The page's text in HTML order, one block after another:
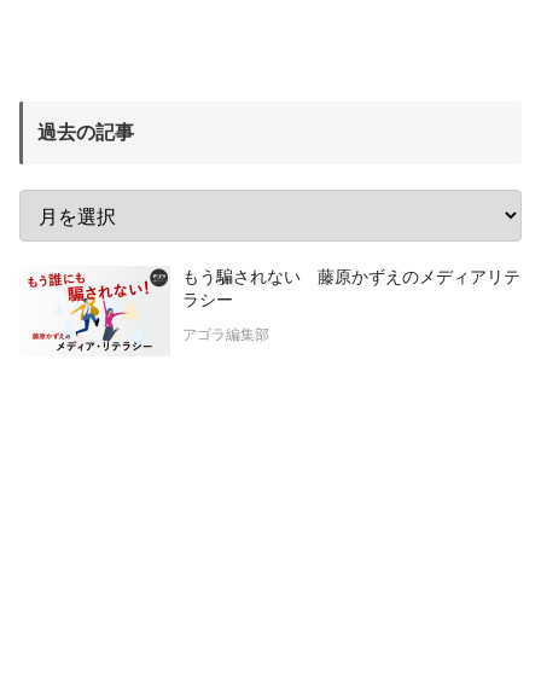
過去の記事
もう騙されない 藤原かずえのメディアリテ
ラシー
アゴラ編集部